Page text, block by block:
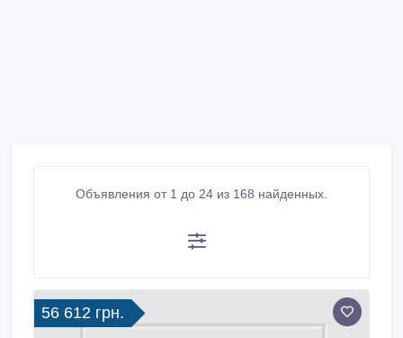
Объявления от 1 до 24 из 168 найденных.
56 612 грн.